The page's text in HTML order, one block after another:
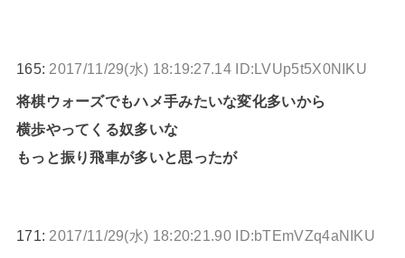
165: 2017/11/29(水) 18:19:27.14 ID:LVUp5t5X0NIKU
将棋ウォーズでもハメ手みたいな変化多いから
横歩やってくる奴多いな
もっと振り飛車が多いと思ったが
171: 2017/11/29(水) 18:20:21.90 ID:bTEmVZq4aNIKU